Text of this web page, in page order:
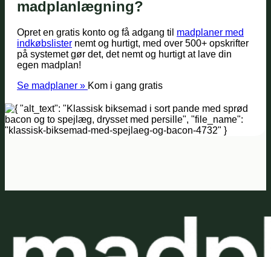
madplanlægning?
Opret en gratis konto og få adgang til madplaner med
indkøbslister nemt og hurtigt, med over 500+ opskrifter
på systemet gør det, det nemt og hurtigt at lave din
egen madplan!
Se madplaner » Kom i gang gratis